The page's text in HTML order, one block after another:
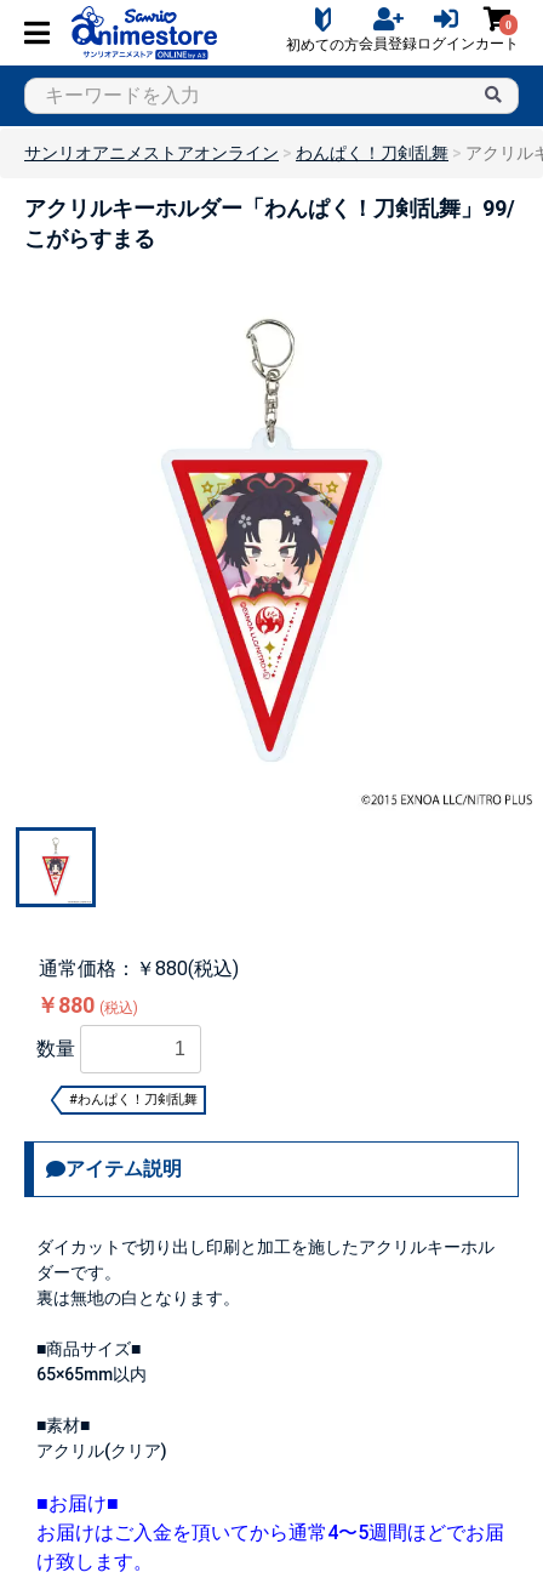
初めての方会員登録ログイン
0
カート
サンリオアニメストアオンライン わんぱく！刀剣乱舞 アクリル
アクリルキーホルダー「わんぱく！刀剣乱舞」99/
こがらすまる
通常価格：￥880(税込)
￥880 (税込)
数量
#わんぱく！刀剣乱舞
アイテム説明
ダイカットで切り出し印刷と加工を施したアクリルキーホル
ダーです。
裏は無地の白となります。
■商品サイズ■
65×65mm以内
■素材■
アクリル(クリア)
■お届け■
お届けはご入金を頂いてから通常4〜5週間ほどでお届
け致します。